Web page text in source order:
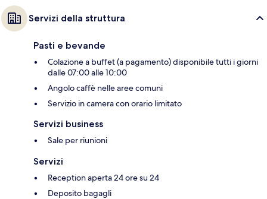
Servizi della struttura
Pasti e bevande
Colazione a buffet (a pagamento) disponibile tutti i giorni
dalle 07:00 alle 10:00
Angolo caffè nelle aree comuni
Servizio in camera con orario limitato
Servizi business
Sale per riunioni
Servizi
Reception aperta 24 ore su 24
Deposito bagagli